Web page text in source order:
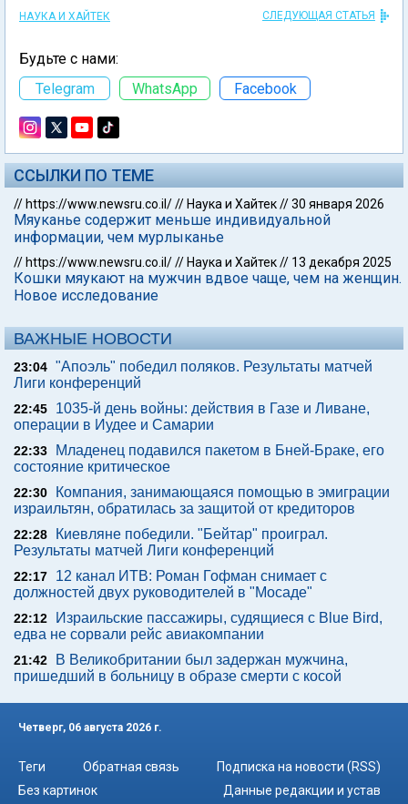
НАУКА И ХАЙТЕК СЛЕДУЮЩАЯ СТАТЬЯ
Будьте с нами:
Telegram
WhatsApp Facebook
ССЫЛКИ ПО ТЕМЕ
// https://www.newsru.co.il/// Наука и Хайтек//30 января 2026
Мяуканье содержит меньше индивидуальной
информации, чем мурлыканье
// https://www.newsru.co.il/// Наука и Хайтек// 13 декабря 2025
Кошки мяукают на мужчин вдвое чаще, чем на женщин.
Новое исследование
From Baddies To Sweethearts: 9 Actresses That Can Do It All!
Реклама